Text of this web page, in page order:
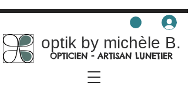
optik by michèle B.
OPTICIEN - ARTISAN LUNETIER